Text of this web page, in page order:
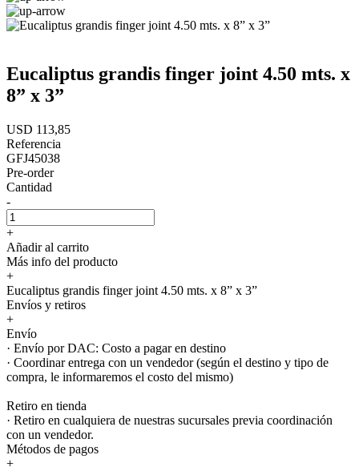
Eucaliptus grandis finger joint 4.50 mts. x
8” x 3”
USD 113,85
Referencia
GFJ45038
Pre-order
Cantidad
-
+
Añadir al carrito
Más info del producto
+
Eucaliptus grandis finger joint 4.50 mts. x 8” x 3”
Envíos y retiros
+
Envío
· Envío por DAC: Costo a pagar en destino
· Coordinar entrega con un vendedor (según el destino y tipo de
compra, le informaremos el costo del mismo)
Retiro en tienda
· Retiro en cualquiera de nuestras sucursales previa coordinación
con un vendedor.
Métodos de pagos
+